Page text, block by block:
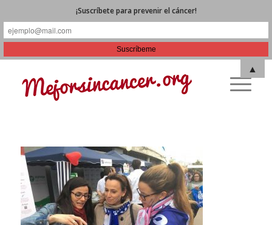
¡Suscríbete para prevenir el cáncer!
▲